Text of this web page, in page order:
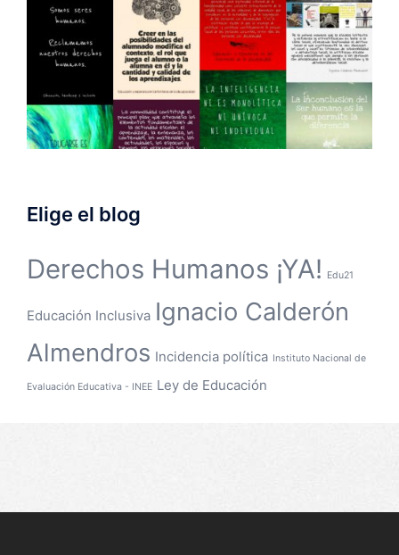
Elige el blog
Derechos Humanos ¡YA! Edu21
Educación Inclusiva Ignacio Calderón
Almendros Incidencia política Instituto Nacional de
Evaluación Educativa - INEE Ley de Educación